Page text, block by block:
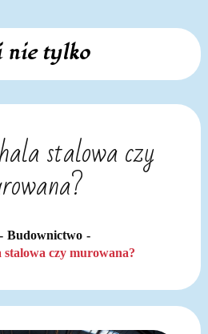
tylko
stalowa czy
Budownictwo
stalowa czy murowana?